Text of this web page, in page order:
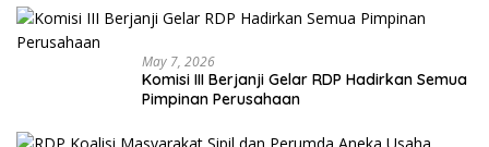
May 7, 2026
Komisi III Berjanji Gelar RDP Hadirkan Semua
Pimpinan Perusahaan